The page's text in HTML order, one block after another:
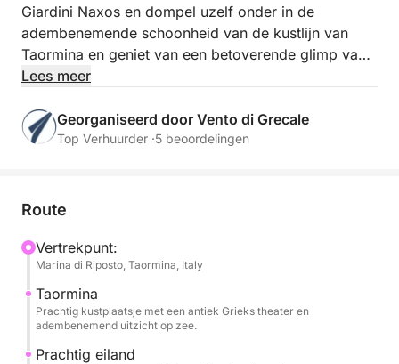
Giardini Naxos en dompel uzelf onder in de
adembenemende schoonheid van de kustlijn van
Taormina en geniet van een betoverende glimp van
de majestueuze Eolische Eilanden.
Geniet van het adembenemende landschap, het
kristalheldere water en de heerlijke versnaperingen
Giardini Naxos, waar u wordt begroet door onze
attente bemanning en aan boord gaat van ons
elegante jacht. We varen richting de dramatische
kustlijn onder Taormina en verkennen de natuurlijke
zwembaden en grotten vol zeeleven, perfect voor
een verfrissende snorkelervaring.
Lees meer
Georganiseerd door Vento di Grecale
Top Verhuurder ·5 beoordelingen
Route
Vertrekpunt:
Marina di Riposto, Taormina, Italy
Taormina
Prachtig kustplaatsje met een antiek Grieks theater en
adembenemend uitzicht op zee.
Prachtig eiland